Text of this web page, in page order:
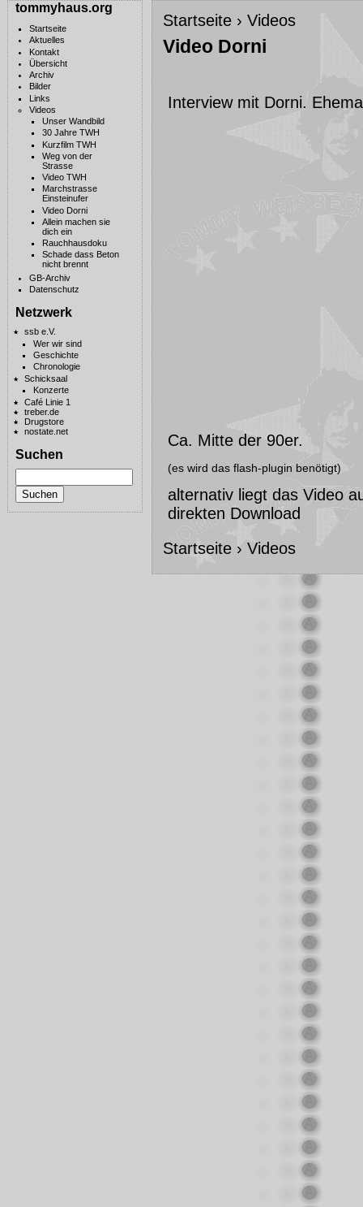
tommyhaus.org
Startseite
Aktuelles
Kontakt
Übersicht
Archiv
Bilder
Links
Videos
Unser Wandbild
30 Jahre TWH
Kurzfilm TWH
Weg von der
Strasse
Video TWH
Marchstrasse
Einsteinufer
Video Dorni
Allein machen sie
dich ein
Rauchhausdoku
Schade dass Beton
nicht brennt
GB-Archiv
Datenschutz
Netzwerk
ssb e.V.
Wer wir sind
Geschichte
Chronologie
Schicksaal
Konzerte
Café Linie 1
treber.de
Drugstore
nostate.net
Suchen
Startseite› Videos
Video Dorni
Interview mit Dorni.
Ca. Mitte der 90er.
(es wird das flash-plugin benötigt)
alternativ liegt das Video
direkten Download
Startseite› Videos